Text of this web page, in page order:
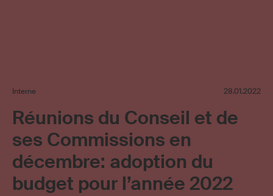
Interne 28.01.2022
Réunions du Conseil et de
ses Commissions en
décembre: adoption du
budget pour l’année 2022